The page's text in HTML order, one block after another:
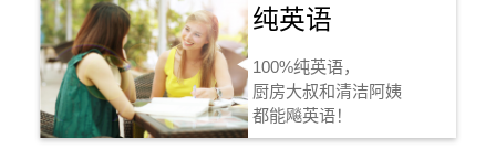
纯英语
100%纯英语，
厨房大叔和清洁阿姨
都能飚英语！